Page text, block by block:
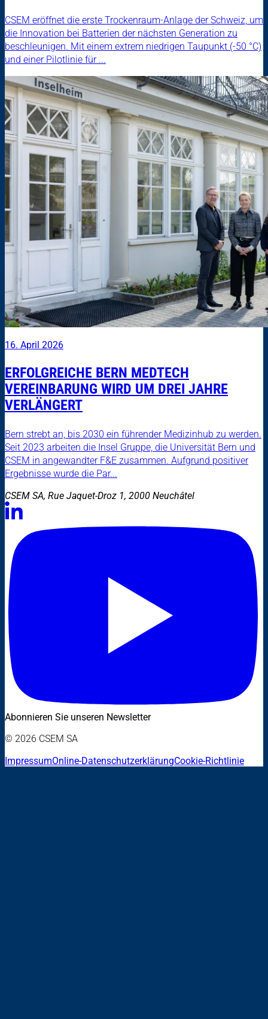
CSEM eröffnet die erste Trockenraum-Anlage der Schweiz, um
die Innovation bei Batterien der nächsten Generation zu
beschleunigen. Mit einem extrem niedrigen Taupunkt (-50 °C)
und einer Pilotlinie für ...
16. April 2026
ERFOLGREICHE BERN MEDTECH
VEREINBARUNG WIRD UM DREI JAHRE
VERLÄNGERT
Bern strebt an, bis 2030 ein führender Medizinhub zu werden.
Seit 2023 arbeiten die Insel Gruppe, die Universität Bern und
CSEM in angewandter F&E zusammen. Aufgrund positiver
Ergebnisse wurde die Par...
CSEM SA, Rue Jaquet-Droz 1, 2000 Neuchâtel
Abonnieren Sie unseren Newsletter
© 2026 CSEM SA
ImpressumOnline-DatenschutzerklärungCookie-Richtlinie